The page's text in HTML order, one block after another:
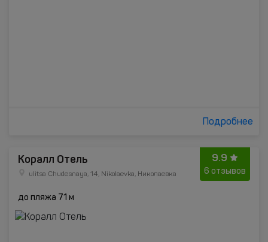
Подробнее
9.9
6 отзывов
Коралл Отель
ulitsa Chudesnaya, 14, Nikolaevka, Николаевка
до пляжа 71 м